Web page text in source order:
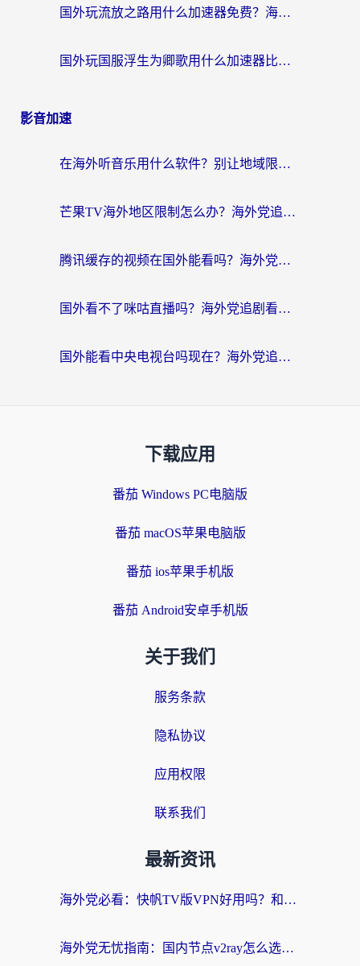
国外玩流放之路用什么加速器免费？海外党亲测有效的国服游戏加速指南
国外玩国服浮生为卿歌用什么加速器比较好？海外党亲测不踩坑指南
影音加速
在海外听音乐用什么软件？别让地域限制断了你的华语歌单
芒果TV海外地区限制怎么办？海外党追剧看片的实用加速器选择指南
腾讯缓存的视频在国外能看吗？海外党追剧看片的终极解决方案
国外看不了咪咕直播吗？海外党追剧看片的加速器选择指南
国外能看中央电视台吗现在？海外党追剧看央视的实用指南
下载应用
番茄 Windows PC电脑版
番茄 macOS苹果电脑版
番茄 ios苹果手机版
番茄 Android安卓手机版
关于我们
服务条款
隐私协议
应用权限
联系我们
最新资讯
海外党必看：快帆TV版VPN好用吗？和快游VPN对比哪个回国效果更好？附实用避坑指南
海外党无忧指南：国内节点v2ray怎么选？一键回国VPN+多场景实测帮你避坑